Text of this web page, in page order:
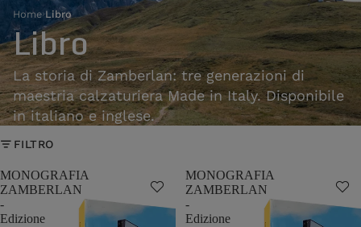
Home›Libro
Libro
La storia di Zamberlan: tre generazioni di
maestria calzaturiera Made in Italy. Disponibile
in italiano e inglese.
FILTRO
MONOGRAFIA
ZAMBERLAN
-
Edizione
MONOGRAFIA
ZAMBERLAN
-
Edizione